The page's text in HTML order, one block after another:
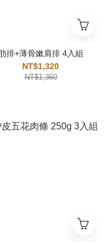
肋排+薄骨嫰肩排 4入組
NT$1,320
NT$1,360